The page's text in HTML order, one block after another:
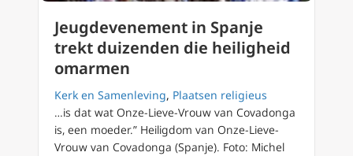
Jeugdevenement in Spanje
trekt duizenden die heiligheid
omarmen
Kerk en Samenleving, Plaatsen religieus
…is dat wat Onze-Lieve-Vrouw van Covadonga
is, een moeder.” Heiligdom van Onze-Lieve-
Vrouw van Covadonga (Spanje). Foto: Michel